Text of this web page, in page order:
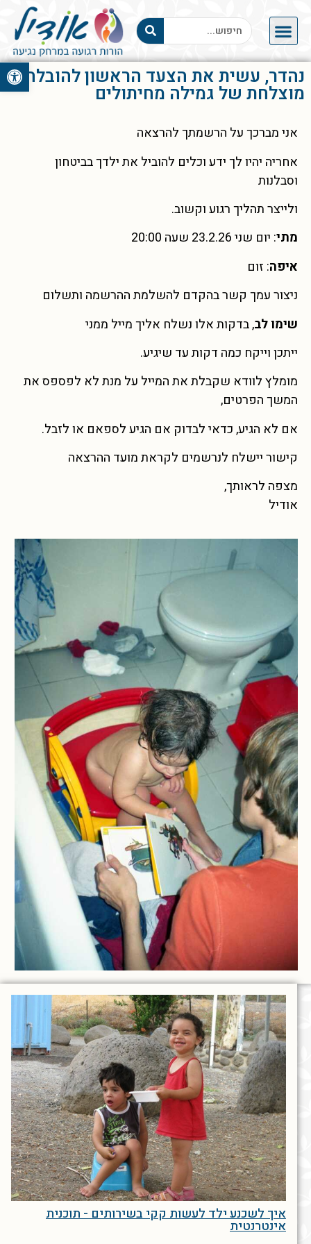
פתח נהדר, עשית את הצעד הראשון להובלה
מוצלחת של גמילה מחיתולים
אני מברכך על הרשמתך להרצאה
אחריה יהיו לך ידע וכלים להוביל את ילדך בביטחון
וסבלנות
ולייצר תהליך רגוע וקשוב.
מתי: יום שני 23.2.26 שעה 20:00
איפה: זום
ניצור עמך קשר בהקדם להשלמת ההרשמה ותשלום
שימו לב, בדקות אלו נשלח אליך מייל ממני
ייתכן וייקח כמה דקות עד שיגיע.
מומלץ לוודא שקבלת את המייל על מנת לא לפספס את
המשך הפרטים,
אם לא הגיע, כדאי לבדוק אם הגיע לספאם או לזבל.
קישור יישלח לנרשמים לקראת מועד ההרצאה
מצפה לראותך,
אודיל
איך לשכנע ילד לעשות קקי בשירותים - תוכנית
אינטרנטית